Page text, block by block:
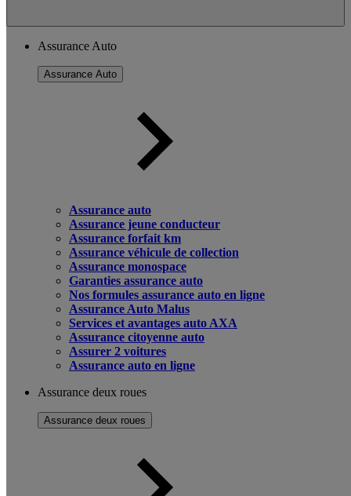
Assurance Auto
Assurance Auto
Assurance auto
Assurance jeune conducteur
Assurance forfait km
Assurance véhicule de collection
Assurance monospace
Garanties assurance auto
Nos formules assurance auto en ligne
Assurance Auto Malus
Services et avantages auto AXA
Assurance citoyenne auto
Assurer 2 voitures
Assurance auto en ligne
Assurance deux roues
Assurance deux roues